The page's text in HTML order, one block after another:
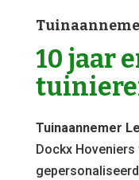
10 jaar
Tuinaannemer
Dockx